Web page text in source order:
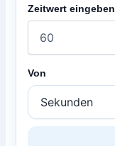
Zeitwert eingeben
Von